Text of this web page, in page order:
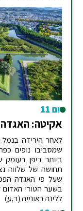
יום 11
אקיטה:
לאחר הירידה בנמל
שמסביבו נופים
תחושה של שלווה
שעל פי האגדה
בשער הטורי האדום
ללינה באונייה (ב,ע)